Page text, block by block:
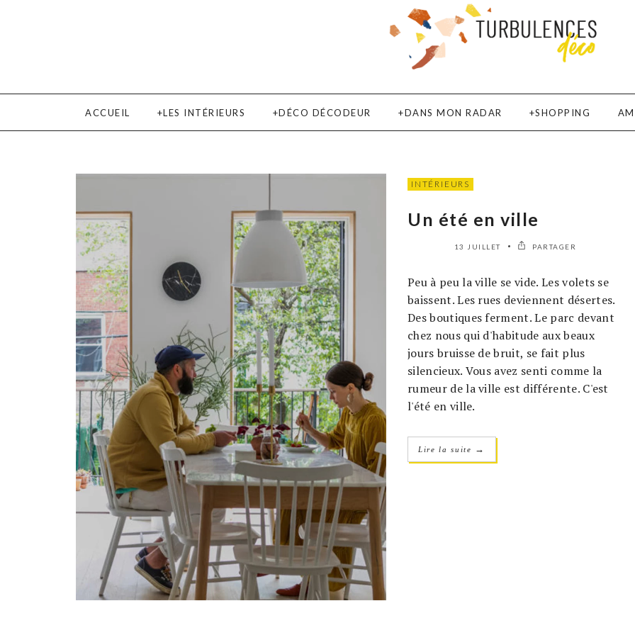
ACCUEIL LES INTÉRIEURS DÉCO DÉCODEUR DANS MON RADAR SHOPPING
INTÉRIEURS
Un été en ville
13 JUILLET PARTAGER
Peu à peu la ville se vide. Les volets se
baissent. Les rues deviennent désertes.
Des boutiques ferment. Le parc devant
chez nous qui d'habitude aux beaux
jours bruisse de bruit, se fait plus
silencieux. Vous avez senti comme la
rumeur de la ville est différente. C'est
l'été en ville.
Lire la suite →